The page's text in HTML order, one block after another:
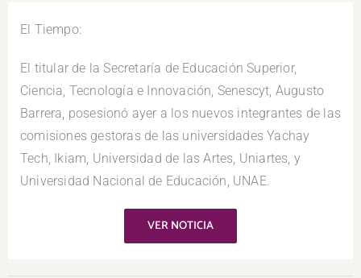
El Tiempo:
El titular de la Secretaría de Educación Superior,
Ciencia, Tecnología e Innovación, Senescyt, Augusto
Barrera, posesionó ayer a los nuevos integrantes de las
comisiones gestoras de las universidades Yachay
Tech, Ikiam, Universidad de las Artes, Uniartes, y
Universidad Nacional de Educación, UNAE.
VER NOTICIA